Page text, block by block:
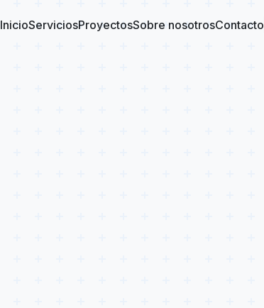
InicioServiciosProyectosSobre nosotrosContacto